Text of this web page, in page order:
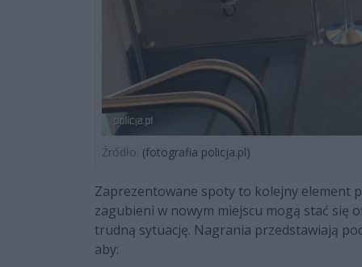
Źródło: (fotografia policja.pl)
Zaprezentowane spoty to kolejny element
zagubieni w nowym miejscu mogą stać się
trudną sytuację. Nagrania przedstawiają
aby: